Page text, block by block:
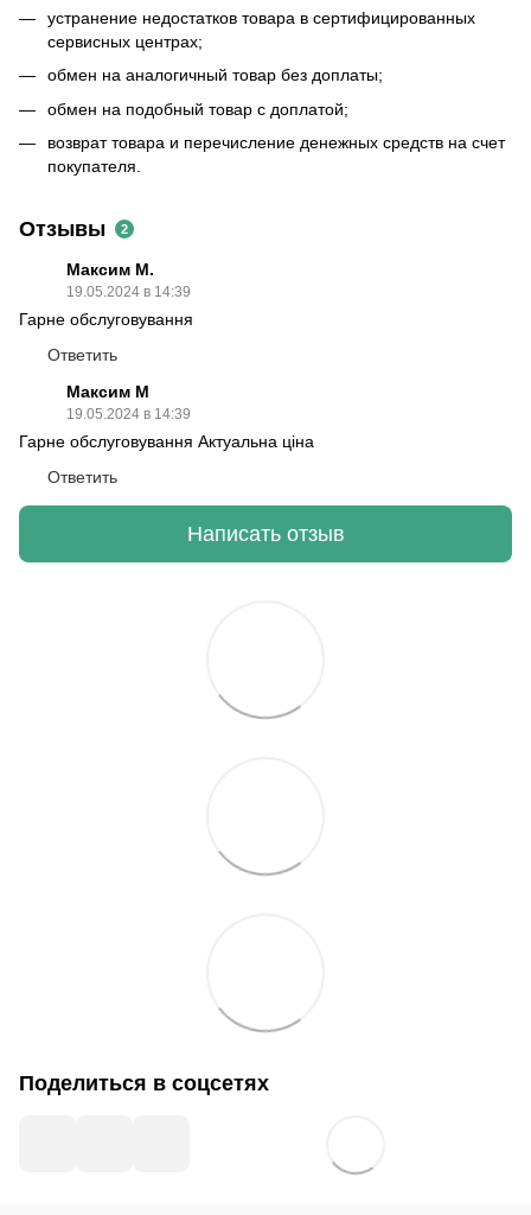
устранение недостатков товара в сертифицированных
сервисных центрах;
обмен на аналогичный товар без доплаты;
обмен на подобный товар с доплатой;
возврат товара и перечисление денежных средств на счет
покупателя.
Отзывы 2
Максим М.
19.05.2024 в 14:39
Гарне обслуговування
Ответить
Максим М
19.05.2024 в 14:39
Гарне обслуговування Актуальна ціна
Ответить
Написать отзыв
Поделиться в соцсетях